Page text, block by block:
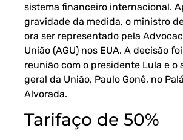
sistema financeiro internacional.
gravidade da medida, o ministro
ora ser representado pela
União (AGU) nos EUA. A decisão
reunião com o presidente Lula e o
geral da União, Paulo Gonê, no
Alvorada.
Tarifaço de 50%